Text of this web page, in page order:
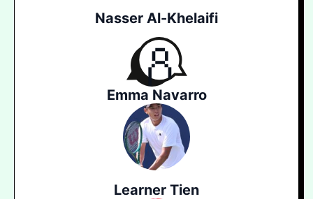
Nasser Al-Khelaifi
Emma Navarro
Learner Tien